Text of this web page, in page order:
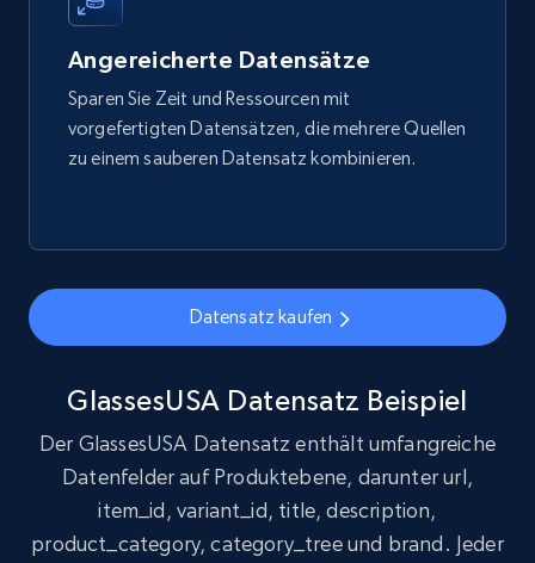
1.7K+
Amazon products search
Asin, URL, Name, Sponsored, Initial price, Final
eCommerce
Jetzt kaufen
Target
URL, Product id, Title, Product description,
Rating, Reviews count, Initial price, Discount,
and more.
Angereicherte Datensätze
Sparen Sie Zeit und Ressourcen mit
vorgefertigten Datensätzen, die mehrere Quellen
zu einem sauberen Datensatz kombinieren.
Datensatz kaufen
GlassesUSA Datensatz Beispiel
Der GlassesUSA Datensatz enthält umfangreiche
Datenfelder auf Produktebene, darunter url,
item_id, variant_id, title, description,
product_category, category_tree und brand. Jeder